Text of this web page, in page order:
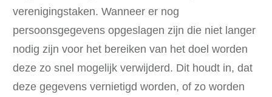
verenigingstaken. Wanneer er nog
persoonsgegevens opgeslagen zijn die niet langer
nodig zijn voor het bereiken van het doel worden
deze zo snel mogelijk verwijderd. Dit houdt in, dat
deze gegevens vernietigd worden, of zo worden